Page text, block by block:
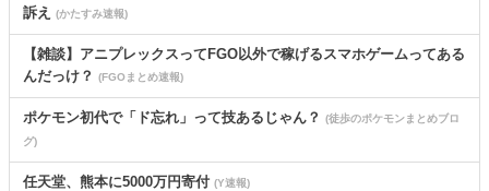
訴え
(かたすみ速報)
【雑談】アニプレックスってFGO以外で稼げるスマホゲームってある
んだっけ？
(FGOまとめ速報)
ポケモン初代で「ド忘れ」って技あるじゃん？
(徒歩のポケモンまとめブロ
グ)
任天堂、熊本に5000万円寄付 (Y速報)